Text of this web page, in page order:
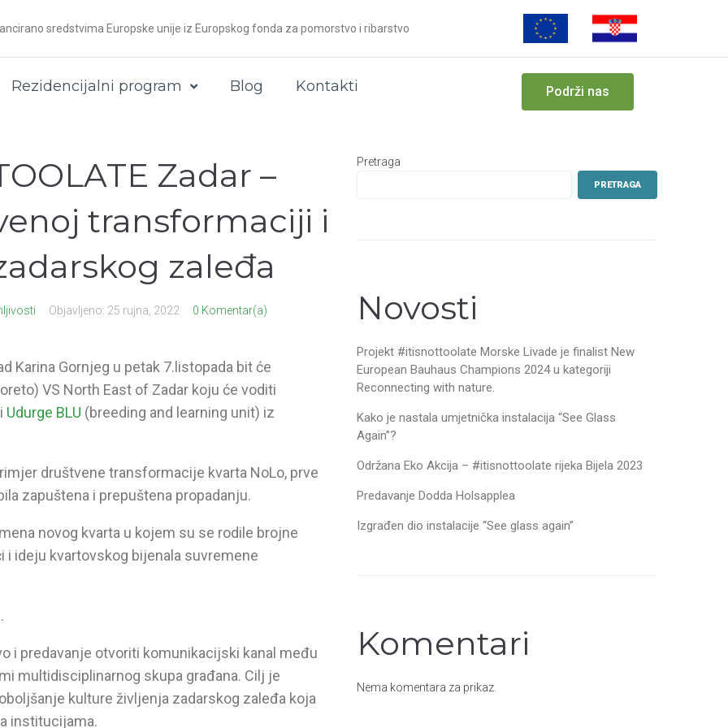
sredstvima Europske unije iz Europskog fonda za pomorstvo i ribarstvo
Rezidencijalni program Blog Kontakti Podrži nas
Zadar –
transformaciji i
zaleđa
Objavljeno: 25 rujna, 2022 0 Komentar(a)
Karina Gornjeg u petak 7.listopada bit će
VS North East of Zadar koju će voditi
Udurge BLU (breeding and learning unit) iz
društvene transformacije kvarta NoLo, prve
zapuštena i prepuštena propadanju.
novog kvarta u kojem su se rodile brojne
ideju kvartovskog bijenala suvremene
.
i predavanje otvoriti komunikacijski kanal među
multidisciplinarnog skupa građana. Cilj je
kulture življenja zadarskog zaleđa koja
institucijama.
Pretraga
PRETRAGA
Novosti
Projekt #itisnottoolate Morske Livade je finalist New
European Bauhaus Champions 2024 u kategoriji
Reconnecting with nature.
Kako je nastala umjetnička instalacija “See Glass
Again”?
Održana Eko Akcija – #itisnottoolate rijeka Bijela 2023
Predavanje Dodda Holsapplea
Izgrađen dio instalacije “See glass again”
Komentari
Nema komentara za prikaz.